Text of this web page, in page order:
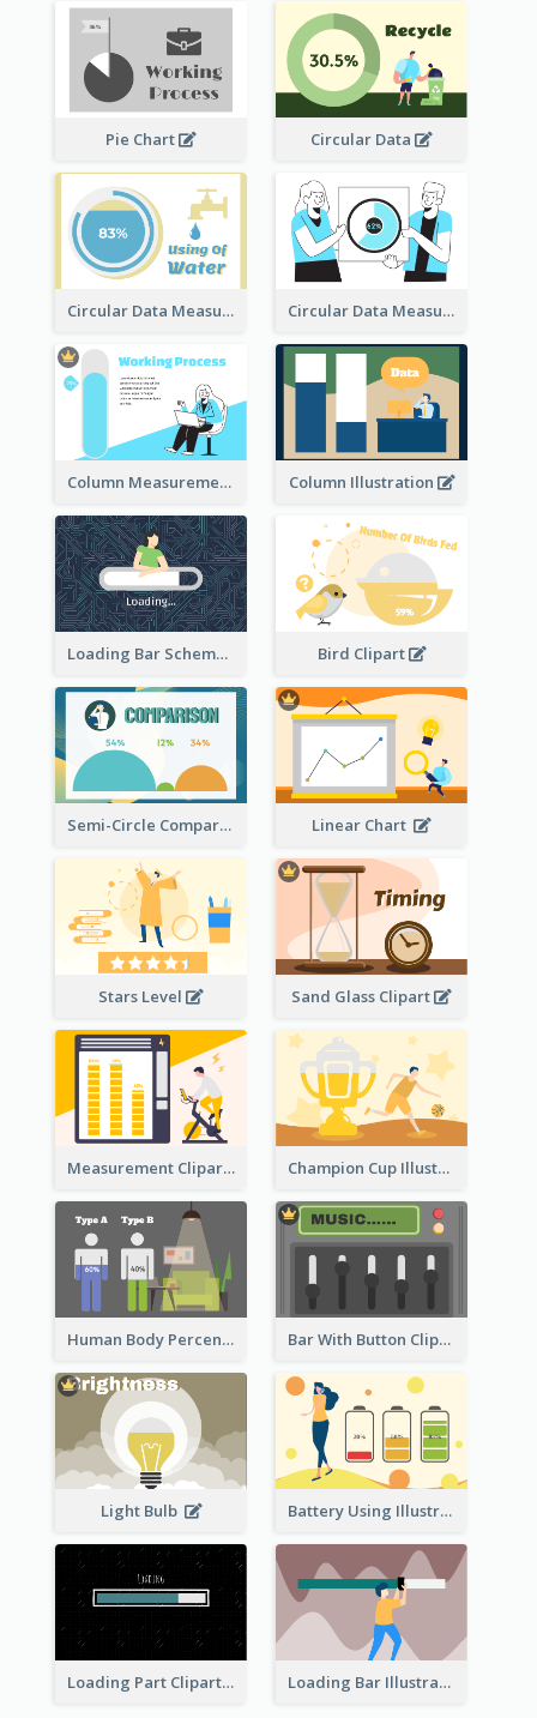
Pie Chart Circular Data
Circular Data Measurement Circular Data Measurement
Column Measurement clipart Column Illustration
Loading Bar Schematic Diagram Bird Clipart
Semi-Circle Comparison Linear Chart
Stars Level Sand Glass Clipart
Measurement Clipart Champion Cup Illustration
Human Body Percentage Comparison Bar With Button Clipart
Light Bulb Battery Using Illustration
Loading Part Clipart Loading Bar Illustration